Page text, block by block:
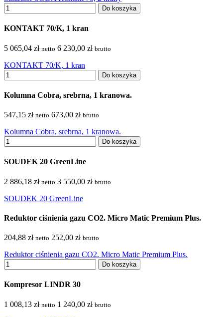
Do koszyka
KONTAKT 70/K, 1 kran
5 065,04 zł netto 6 230,00 zł brutto
KONTAKT 70/K, 1 kran
Do koszyka
Kolumna Cobra, srebrna, 1 kranowa.
547,15 zł netto 673,00 zł brutto
Kolumna Cobra, srebrna, 1 kranowa.
Do koszyka
SOUDEK 20 GreenLine
2 886,18 zł netto 3 550,00 zł brutto
SOUDEK 20 GreenLine
Reduktor ciśnienia gazu CO2. Micro Matic Premium Plus.
204,88 zł netto 252,00 zł brutto
Reduktor ciśnienia gazu CO2. Micro Matic Premium Plus.
Do koszyka
Kompresor LINDR 30
1 008,13 zł netto 1 240,00 zł brutto